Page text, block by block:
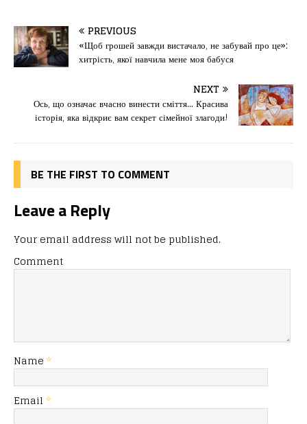
c
e
b
o
o
st
o
d
o
n
ai
l
іл
и
т
ис
я
PREVIOUS
«Щоб грошей завжди вистачало, не забувай про це»:
хитрість, якої навчила мене моя бабуся
NEXT
Ось, що означає вчасно винести сміття… Красива
історія, яка відкриє вам секрет сімейної злагоди!
BE THE FIRST TO COMMENT
Leave a Reply
Your email address will not be published.
Comment
Name *
Email *